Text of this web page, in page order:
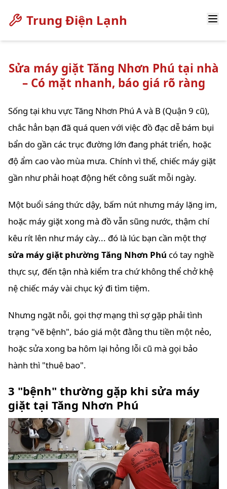
Trung Điện Lạnh
Sửa máy giặt Tăng Nhơn Phú tại nhà
– Có mặt nhanh, báo giá rõ ràng
Sống tại khu vực Tăng Nhơn Phú A và B (Quận 9 cũ),
chắc hẳn bạn đã quá quen với việc đồ đạc dễ bám bụi
bẩn do gần các trục đường lớn đang phát triển, hoặc
độ ẩm cao vào mùa mưa. Chính vì thế, chiếc máy giặt
gần như phải hoạt động hết công suất mỗi ngày.
Một buổi sáng thức dậy, bấm nút nhưng máy lặng im,
hoặc máy giặt xong mà đồ vẫn sũng nước, thậm chí
kêu rít lên như máy cày... đó là lúc bạn cần một thợ
sửa máy giặt phường Tăng Nhơn Phú có tay nghề
thực sự, đến tận nhà kiểm tra chứ không thể chở khệ
nệ chiếc máy vài chục ký đi tìm tiệm.
Nhưng ngặt nỗi, gọi thợ mạng thì sợ gặp phải tình
trạng "vẽ bệnh", báo giá một đằng thu tiền một nẻo,
hoặc sửa xong ba hôm lại hỏng lỗi cũ mà gọi bảo
hành thì "thuê bao".
3 "bệnh" thường gặp khi sửa máy
giặt tại Tăng Nhơn Phú